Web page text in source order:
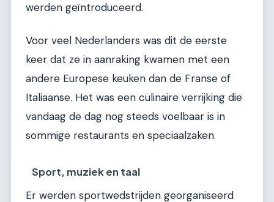
werden geïntroduceerd.
Voor veel Nederlanders was dit de eerste
keer dat ze in aanraking kwamen met een
andere Europese keuken dan de Franse of
Italiaanse. Het was een culinaire verrijking die
vandaag de dag nog steeds voelbaar is in
sommige restaurants en speciaalzaken.
Sport, muziek en taal
Er werden sportwedstrijden georganiseerd